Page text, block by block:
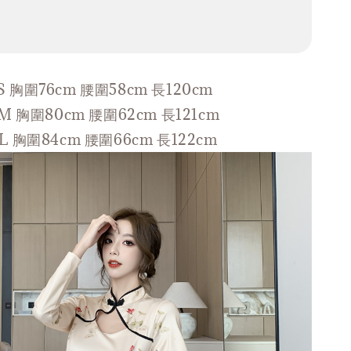
胸圍76cm 腰圍58cm 長120cm
胸圍80cm 腰圍62cm 長121cm
胸圍84cm 腰圍66cm 長122cm